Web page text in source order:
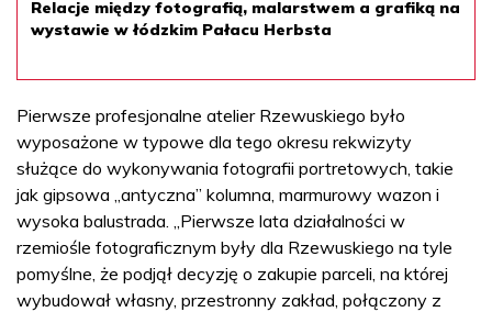
Relacje między fotografią, malarstwem a grafiką na
wystawie w łódzkim Pałacu Herbsta
Pierwsze profesjonalne atelier Rzewuskiego było
wyposażone w typowe dla tego okresu rekwizyty
służące do wykonywania fotografii portretowych, takie
jak gipsowa „antyczna” kolumna, marmurowy wazon i
wysoka balustrada. „Pierwsze lata działalności w
rzemiośle fotograficznym były dla Rzewuskiego na tyle
pomyślne, że podjął decyzję o zakupie parceli, na której
wybudował własny, przestronny zakład, połączony z